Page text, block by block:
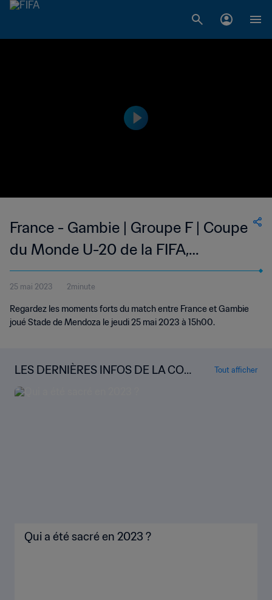
France - Gambie | Groupe F | Coupe
du Monde U-20 de la FIFA,
Argentine 2023™ | Résumé vidéo
25 mai 2023 2minute
Regardez les moments forts du match entre France et Gambie
joué Stade de Mendoza le jeudi 25 mai 2023 à 15h00.
LES DERNIÈRES INFOS DE LA COU
PE DU MONDE U-20 DE LA FIFA
Tout afficher
Qui a été sacré en 2023 ?